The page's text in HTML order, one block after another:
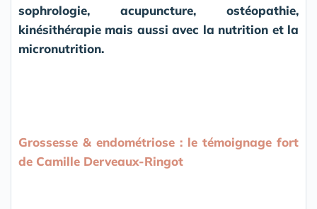
sophrologie, acupuncture, ostéopathie,
kinésithérapie mais aussi avec la nutrition et la
micronutrition.
Grossesse & endométriose : le témoignage fort
de Camille Derveaux-Ringot